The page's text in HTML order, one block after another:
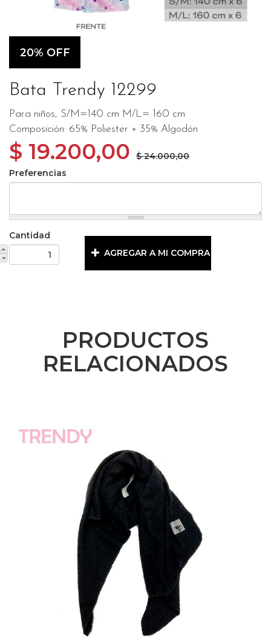
20% OFF
Bata Trendy 12299
Para niños, S/M=140 cm M/L= 160 cm
Composición: 65% Poliester + 35% Algodón
$ 19.200,00
$ 24.000,00
Preferencias
Cantidad
AGREGAR A MI COMPRA
PRODUCTOS
RELACIONADOS